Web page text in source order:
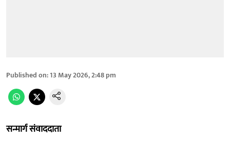
Published on:13 May 2026, 2:48 pm
सन्मार्ग संवाददाता